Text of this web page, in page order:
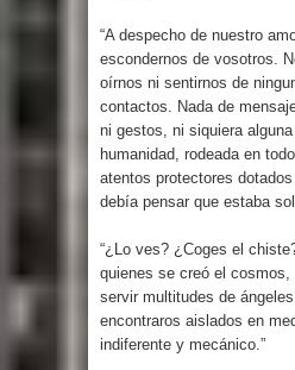
“A despecho de nuestro
escondernos de vosotros.
oírnos ni sentirnos de
contactos. Nada de
ni gestos, ni siquiera
humanidad, rodeada en
atentos protectores
debía pensar que estaba
“¿Lo ves? ¿Coges el
quienes se creó el cosmos,
servir multitudes de
encontraros aislados en
indiferente y mecánico.”